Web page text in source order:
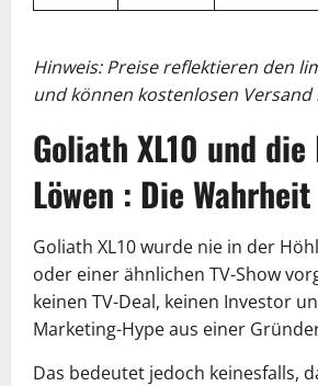
Hinweis: Preise reflektieren den
und können kostenlosen
Goliath XL10 und
Löwen : Die Wahrheit
Goliath XL10 wurde nie in der
oder einer ähnlichen TV-Show
keinen TV-Deal, keinen Investor
Marketing-Hype aus einer
Das bedeutet jedoch keinesfalls,